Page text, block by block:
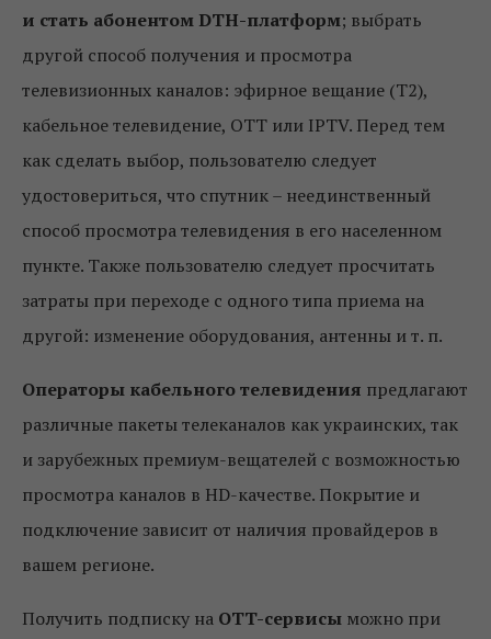
и стать абонентом DTH-платформ; выбрать
другой способ получения и просмотра
телевизионных каналов: эфирное вещание (Т2),
кабельное телевидение, ОТТ или IPTV. Перед тем
как сделать выбор, пользователю следует
удостовериться, что спутник – неединственный
способ просмотра телевидения в его населенном
пункте. Также пользователю следует просчитать
затраты при переходе с одного типа приема на
другой: изменение оборудования, антенны и т. п.
Операторы кабельного телевидения предлагают
различные пакеты телеканалов как украинских, так
и зарубежных премиум-вещателей с возможностью
просмотра каналов в HD-качестве. Покрытие и
подключение зависит от наличия провайдеров в
вашем регионе.
Получить подписку на OTT-сервисы можно при